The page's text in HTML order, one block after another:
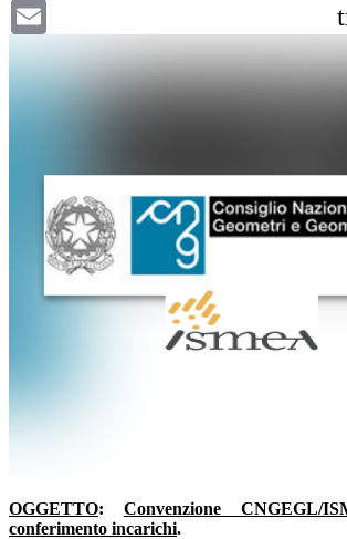
OGGETTO: Convenzione CNGEGL/
conferimento incarichi.